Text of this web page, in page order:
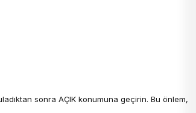
sonra AÇIK konumuna geçirin. Bu önlem,